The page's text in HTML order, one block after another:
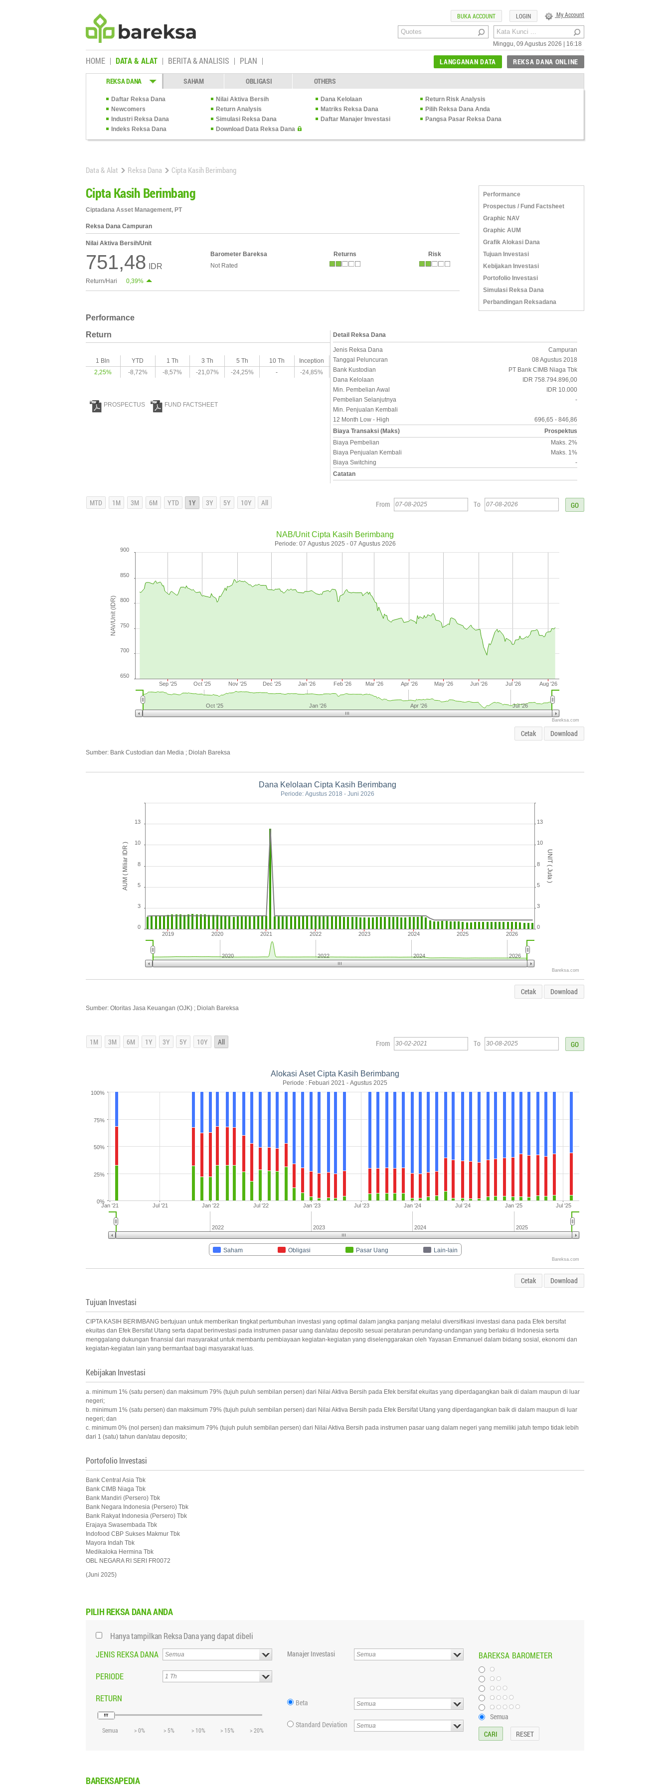
Minggu, 09 Agustus 2026 | 16:18
My Account
LOGIN
BUKA ACCOUNT
HOME DATA & ALAT BERITA & ANALISIS PLAN REKSA DANA ONLINE
LANGGANAN DATA
REKSA DANA SAHAM OBLIGASI OTHERS
Daftar Reksa Dana Nilai Aktiva Bersih Dana Kelolaan
Return Risk Analysis
Newcomers
Return Analysis Matriks Reksa Dana
Pilih Reksa Dana Anda
Industri Reksa Dana
Simulasi Reksa Dana Daftar Manajer Investasi
Pangsa Pasar Reksa Dana
Indeks Reksa Dana
Download Data Reksa Dana
Data & Alat Reksa Dana Cipta Kasih Berimbang
Cipta Kasih Berimbang
Ciptadana Asset Management, PT
Reksa Dana Campuran
Nilai Aktiva Bersih/Unit
751,48 IDR
Barometer Bareksa
Not Rated
Returns Risk
Return/Hari 0,39%
Performance
Prospectus / Fund Factsheet
Graphic NAV
Graphic AUM
Grafik Alokasi Dana
Tujuan Investasi
Kebijakan Investasi
Portofolio Investasi
Simulasi Reksa Dana
Perbandingan Reksadana
Performance
Return
1 Bln YTD 1 Th 3 Th 5 Th 10 Th
Inception
2,25%
-8,72% -8,57% -21,07% -24,25% - -24,85%
PROSPECTUS FUND FACTSHEET
Detail Reksa Dana
Jenis Reksa Dana
Campuran
Tanggal Peluncuran
08 Agustus 2018
Bank Kustodian
PT Bank CIMB Niaga Tbk
Dana Kelolaan
IDR 758.794.896,00
Min. Pembelian Awal
IDR 10.000
Pembelian Selanjutnya
-
Min. Penjualan Kembali
12 Month Low - High
696,65 - 846,86
Biaya Transaksi (Maks)
Prospektus
Biaya Pembelian
Maks. 2%
Biaya Penjualan Kembali
Maks. 1%
Biaya Switching
-
Catatan
From To
NAV/Unit (IDR)
NAB/Unit Cipta Kasih Berimbang
Periode: 07 Agustus 2025 - 07 Agustus 2026
Sep '25 Oct '25 Nov '25 Dec '25 Jan '26 Feb '26 Mar '26 Apr '26 May '26 Jun '26 Jul '26 Aug '26
700
750
800
850
650
900
Oct '25 Jan '26 Apr '26 Jul '26
Bareksa.com
Cetak Download
Sumber: Bank Custodian dan Media ; Diolah Bareksa
AUM ( Miliar IDR ) UNIT ( Juta )
Dana Kelolaan Cipta Kasih Berimbang
Periode: Agustus 2018 - Juni 2026
2019 2020 2021 2022 2023 2024 2025 2026
0
3
5
8
10
13
0
3
5
8
10
13
2020 2022 2024 2026
Bareksa.com
Cetak Download
Sumber: Otoritas Jasa Keuangan (OJK) ; Diolah Bareksa
From To
Alokasi Aset Cipta Kasih Berimbang
Periode : Febuari 2021 - Agustus 2025
Saham Obligasi Pasar Uang Lain-lain
Jan '21 Jul '21 Jan '22 Jul '22 Jan '23 Jul '23 Jan '24 Jul '24 Jan '25 Jul '25
0%
25%
50%
75%
100%
2022 2023 2024 2025
Bareksa.com
Cetak Download
Tujuan Investasi
CIPTA KASIH BERIMBANG bertujuan untuk memberikan tingkat pertumbuhan investasi yang optimal dalam jangka panjang melalui diversifikasi investasi dana pada Efek bersifat
ekuitas dan Efek Bersifat Utang serta dapat berinvestasi pada instrumen pasar uang dan/atau deposito sesuai peraturan perundang-undangan yang berlaku di Indonesia serta
menggalang dukungan finansial dari masyarakat untuk membantu pembiayaan kegiatan-kegiatan yang diselenggarakan oleh Yayasan Emmanuel dalam bidang sosial, ekonomi dan
kegiatan-kegiatan lain yang bermanfaat bagi masyarakat luas.
Kebijakan Investasi
a. minimum 1% (satu persen) dan maksimum 79% (tujuh puluh sembilan persen) dari Nilai Aktiva Bersih pada Efek bersifat ekuitas yang diperdagangkan baik di dalam maupun di luar
negeri;
b. minimum 1% (satu persen) dan maksimum 79% (tujuh puluh sembilan persen) dari Nilai Aktiva Bersih pada Efek Bersifat Utang yang diperdagangkan baik di dalam maupun di luar
negeri; dan
c. minimum 0% (nol persen) dan maksimum 79% (tujuh puluh sembilan persen) dari Nilai Aktiva Bersih pada instrumen pasar uang dalam negeri yang memiliki jatuh tempo tidak lebih
dari 1 (satu) tahun dan/atau deposito;
Portofolio Investasi
Bank Central Asia Tbk
Bank CIMB Niaga Tbk
Bank Mandiri (Persero) Tbk
Bank Negara Indonesia (Persero) Tbk
Bank Rakyat Indonesia (Persero) Tbk
Erajaya Swasembada Tbk
Indofood CBP Sukses Makmur Tbk
Mayora Indah Tbk
Medikaloka Hermina Tbk
OBL NEGARA RI SERI FR0072
(Juni 2025)
PILIH REKSA DANA ANDA
Hanya tampilkan Reksa Dana yang dapat dibeli
JENIS REKSA DANA
PERIODE
RETURN
Semua > 0% > 5% > 10% > 15% > 20%
Manajer Investasi
Beta
Standard Deviation
BAREKSA BAROMETER
Semua
BAREKSAPEDIA